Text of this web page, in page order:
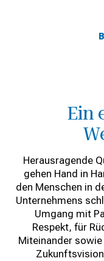
Ein
Herausragende
gehen Hand in
den Menschen in
Unternehmens
Umgang mit
Respekt, für
Miteinander